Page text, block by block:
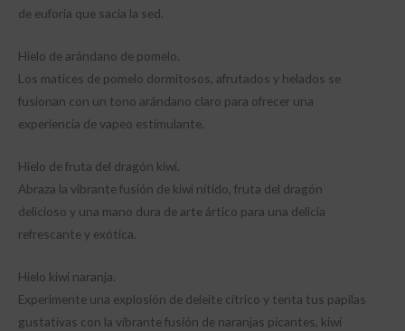
de euforia que sacia la sed.
Hielo de arándano de pomelo.
Los matices de pomelo dormitosos, afrutados y helados se
fusionan con un tono arándano claro para ofrecer una
experiencia de vapeo estimulante.
Hielo de fruta del dragón kiwi.
Abraza la vibrante fusión de kiwi nítido, fruta del dragón
delicioso y una mano dura de arte ártico para una delicia
refrescante y exótica.
Hielo kiwi naranja.
Experimente una explosión de deleite cítrico y tenta tus papilas
gustativas con la vibrante fusión de naranjas picantes, kiwi